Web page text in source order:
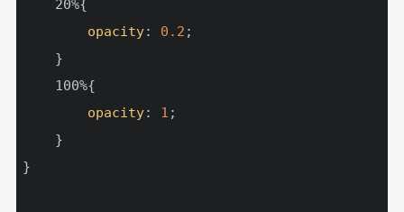
opacity: 0.2 ;
opacity: 1 ;
}